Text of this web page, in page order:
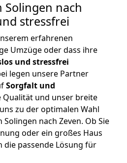
Solingen nach
stressfrei
erfahrenen
Umzüge oder dass ihre
und stressfrei
legen unsere Partner
Sorgfalt und
Qualität und unser breite
zu der optimalen Wahl
nach Zeven. Ob Sie
oder ein großes Haus
die passende Lösung für